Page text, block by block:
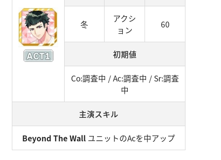
冬
アクシ
ョン
60
初期値
Co:調査中 / Ac:調査中 / Sr:調査
中
主演スキル
Beyond The Wall ユニットのAcを中アップ